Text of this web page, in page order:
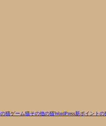
猫ゲーム猫その他の猫WordPress新ポイントの